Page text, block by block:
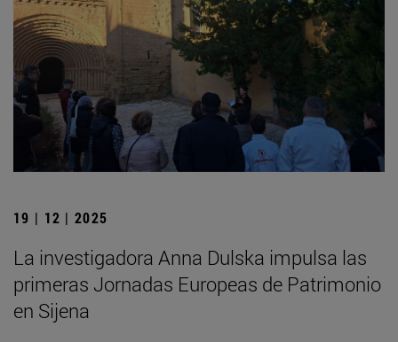
19 | 12 | 2025
La investigadora Anna Dulska impulsa las
primeras Jornadas Europeas de Patrimonio
en Sijena